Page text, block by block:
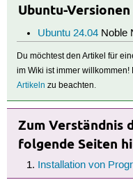
Ubuntu-
Ubuntu 24.04Noble
Du möchtest den Artikel für
im Wiki ist immer
Artikeln zu beachten.
Zum Verständnis
folgende Seiten
Installation von